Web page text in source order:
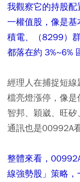
我觀察它的持股
一權值股，像是
積電、（8299）
都落在約 3%~6%
經理人在捕捉短
檔亮燈漲停，像
智邦、穎崴、旺
通訊也是00992A
整體來看，
線強勢股」策略